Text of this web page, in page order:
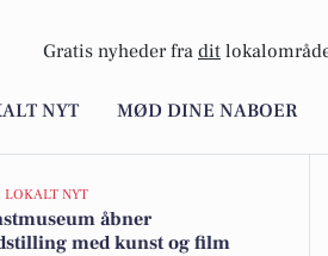
Gratis nyheder fra dit
NYT MØD DINE NABOER
LOKALT NYT
åbner
med kunst og film